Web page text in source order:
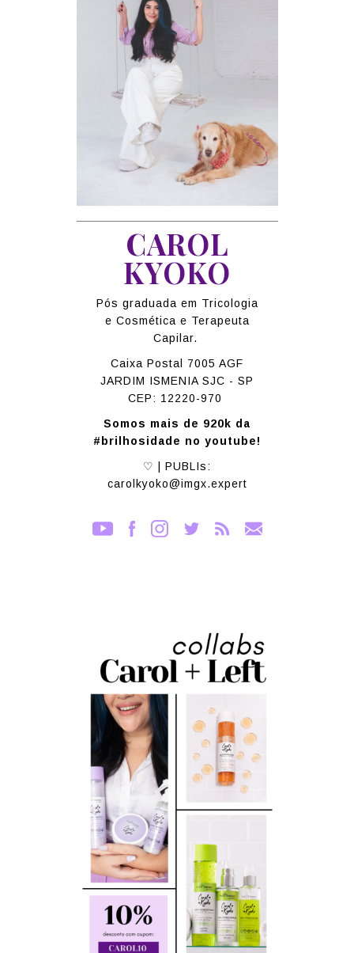
CAROL
KYOKO
Pós graduada em Tricologia
e Cosmética e Terapeuta
Capilar.
Caixa Postal 7005 AGF
JARDIM ISMENIA SJC - SP
CEP: 12220-970
Somos mais de 920k da
#brilhosidade no youtube!
♡ | PUBLIs:
carolkyoko@imgx.expert